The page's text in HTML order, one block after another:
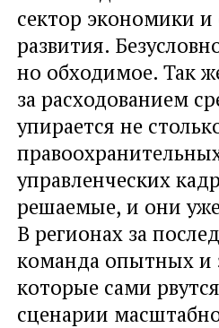
сектор экономики
развития.
но обходимое. Так
за расходованием
упирается не
управленческих
решаемые, и они
В регионах за
команда опытных и
которые сами
сценарии